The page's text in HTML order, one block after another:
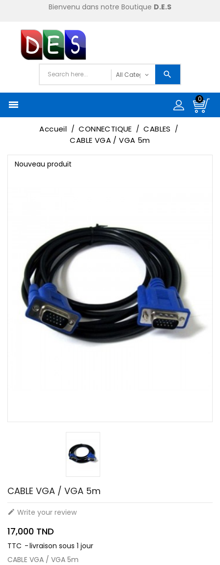
Bienvenu dans notre Boutique D.E.S

0
Accueil CONNECTIQUE
CABLES
CABLE VGA / VGA 5m
Nouveau produit
CABLE VGA / VGA 5m
 Write your review
17,000 TND
TTC
livraison sous 1 jour
CABLE VGA / VGA 5m